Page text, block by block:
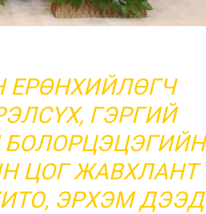
ГЭРГИЙ
ЦОГ ЖАВХЛАНТ
ЭРХЭМ ДЭЭД